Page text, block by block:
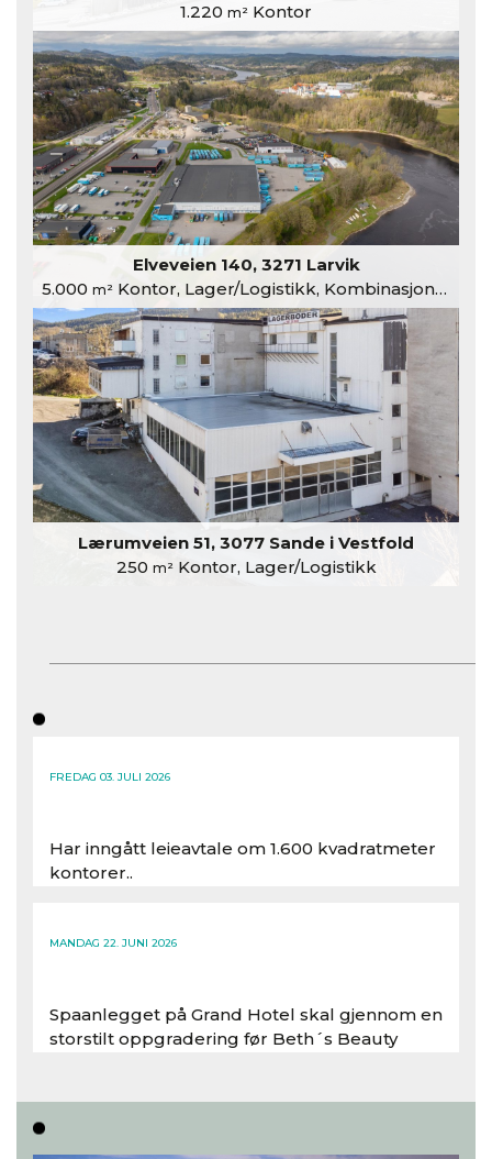
1.220 m² Kontor
Elveveien 140, 3271 Larvik
5.000 m²Kontor, Lager/Logistikk, Kombinasjonslokaler
Lærumveien 51, 3077 Sande i Vestfold
250 m²Kontor, Lager/Logistikk
FREDAG 03. JULI 2026
Har inngått leieavtale om 1.600 kvadratmeter
kontorer..
MANDAG 22. JUNI 2026
Spaanlegget på Grand Hotel skal gjennom en
storstilt oppgradering før Beth´s Beauty
Les hele artikkelen